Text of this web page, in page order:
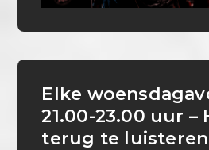
Elke
21.00-23.00 uur –
terug te luisteren